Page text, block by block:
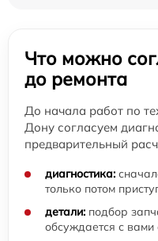
Что можно
до ремонта
До начала работ по
Дону согласуем
предварительный
диагностика:
только потом
детали: подбор
обсуждается с вами